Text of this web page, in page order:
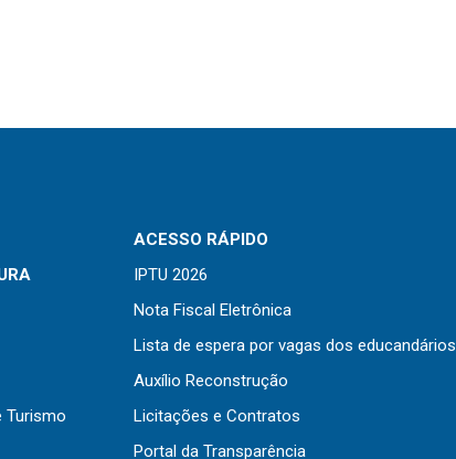
Turismo
ACESSO RÁPIDO
IPTU 2026
Nota Fiscal Eletrônica
Lista de espera por vagas dos educandários
Auxílio Reconstrução
Licitações e Contratos
Portal da Transparência